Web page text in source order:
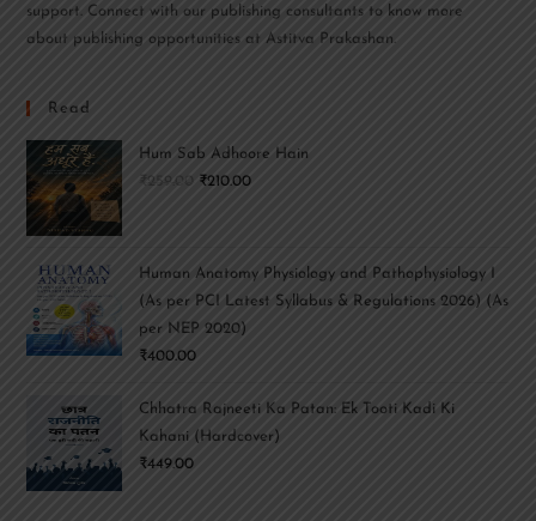
support. Connect with our publishing consultants to know more
about publishing opportunities at Astitva Prakashan.
Read
Hum Sab Adhoore Hain
₹ 259.00 ₹210.00
Human Anatomy Physiology and Pathophysiology I
(As per PCI Latest Syllabus & Regulations 2026) (As
per NEP 2020)
₹400.00
Chhatra Rajneeti Ka Patan: Ek Tooti Kadi Ki
Kahani (Hardcover)
₹449.00